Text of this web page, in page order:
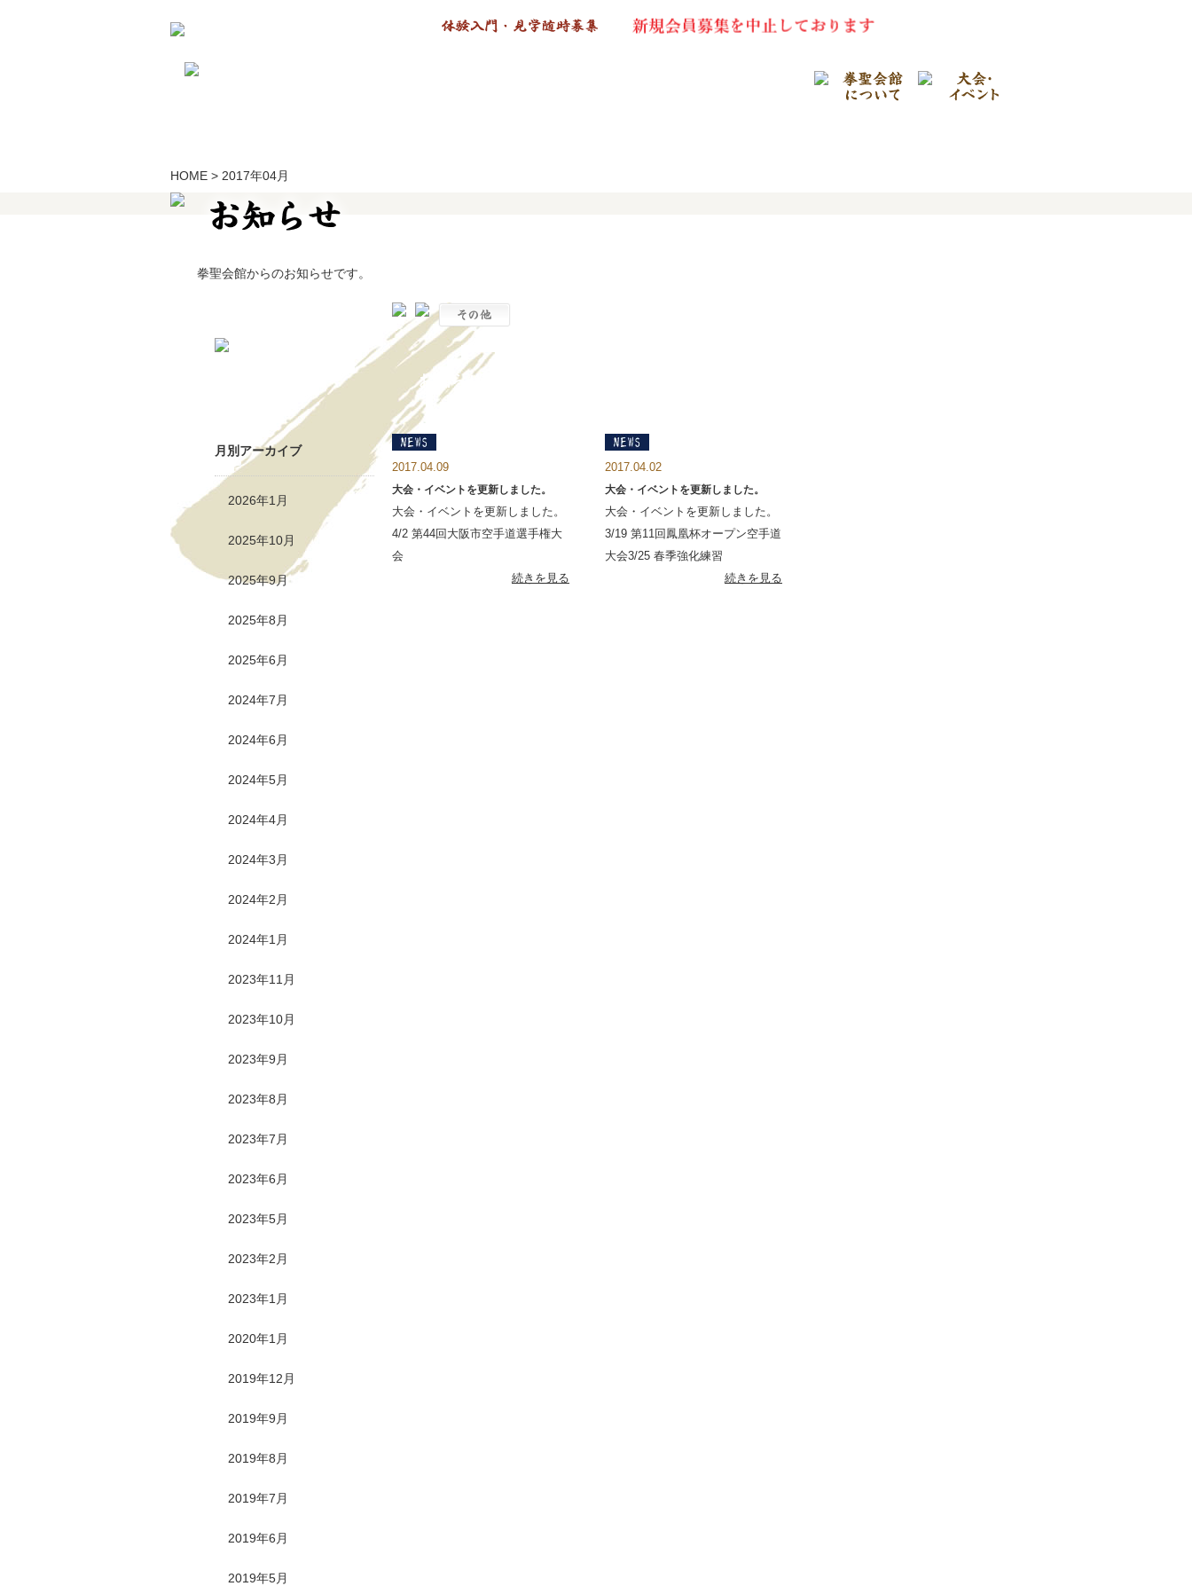
HOME > 2017年04月
拳聖会館からのお知らせです。
月別アーカイブ
2026年1月
2025年10月
2025年9月
2025年8月
2025年6月
2024年7月
2024年6月
2024年5月
2024年4月
2024年3月
2024年2月
2024年1月
2023年11月
2023年10月
2023年9月
2023年8月
2023年7月
2023年6月
2023年5月
2023年2月
2023年1月
2020年1月
2019年12月
2019年9月
2019年8月
2019年7月
2019年6月
2019年5月
お知らせ一覧
2017.04.09
大会・イベントを更新しました。
大会・イベントを更新しました。
4/2 第44回大阪市空手道選手権大
会
続きを見る
2017.04.02
大会・イベントを更新しました。
大会・イベントを更新しました。
3/19 第11回鳳凰杯オープン空手道
大会3/25 春季強化練習
続きを見る